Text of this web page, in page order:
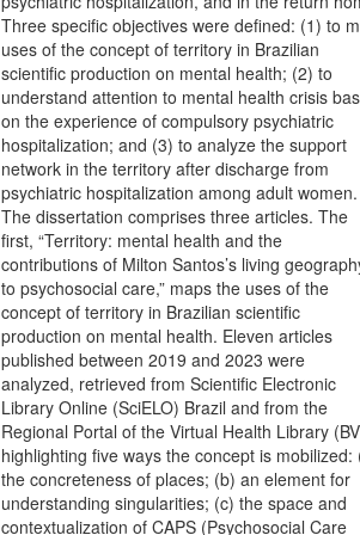
Three specific objectives were defined: (1) to
uses of the concept of territory in Brazilian
scientific production on mental health; (2) to
understand attention to mental health crisis
on the experience of compulsory psychiatric
hospitalization; and (3) to analyze the support
network in the territory after discharge from
psychiatric hospitalization among adult women.
The dissertation comprises three articles. The
first, “Territory: mental health and the
contributions of Milton Santos’s living
to psychosocial care,” maps the uses of the
concept of territory in Brazilian scientific
production on mental health. Eleven articles
published between 2019 and 2023 were
analyzed, retrieved from Scientific Electronic
Library Online (SciELO) Brazil and from the
Regional Portal of the Virtual Health Library
highlighting five ways the concept is mobilized:
the concreteness of places; (b) an element for
understanding singularities; (c) the space and
contextualization of CAPS (Psychosocial Care